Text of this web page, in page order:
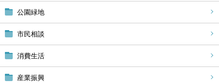
公園緑地
市民相談
消費生活
産業振興